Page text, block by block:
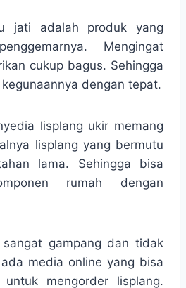
jati adalah produk yang
Mengingat
cukup bagus. Sehingga
dengan tepat.
lisplang ukir memang
lisplang yang bermutu
lama. Sehingga bisa
rumah dengan
sangat gampang dan tidak
media online yang bisa
mengorder lisplang.